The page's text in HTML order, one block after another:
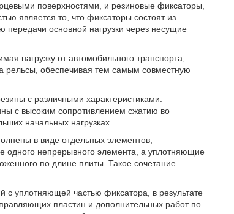
поверхностями, и резиновые фиксаторы,
является то, что фиксаторы состоят из
основной нагрузки через несущие
нагрузку от автомобильного транспорта,
рельсы, обеспечивая тем самым совместную
с различными характеристиками:
с высоким сопротивлением сжатию во
начальных нагрузках.
в виде отдельных элементов,
одного непрерывного элемента, а уплотняющие
по длине плиты. Такое сочетание
с уплотняющей частью фиксатора, в результате
пластин и дополнительных работ по